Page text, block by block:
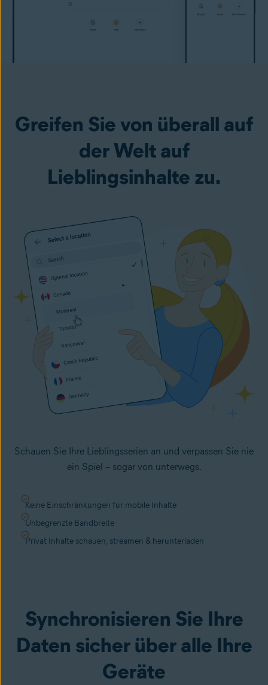
Greifen Sie von überall auf
der Welt auf
Lieblingsinhalte zu.
Schauen Sie Ihre Lieblingsserien an und verpassen Sie nie
ein Spiel – sogar von unterwegs.
Keine Einschränkungen für mobile Inhalte
Unbegrenzte Bandbreite
Privat Inhalte schauen, streamen & herunterladen
Synchronisieren Sie Ihre
Daten sicher über alle Ihre
Geräte